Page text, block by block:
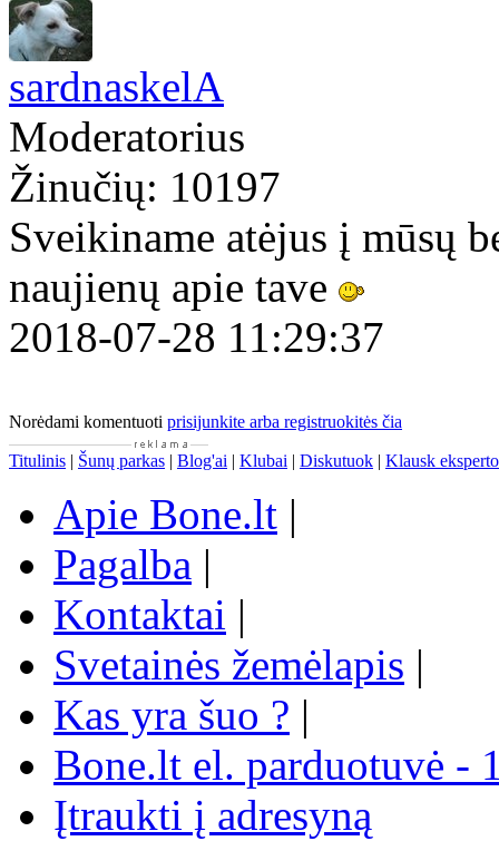
sardnaskelA
Moderatorius
Žinučių: 10197
Sveikiname atėjus į mūsų
naujienų apie tave
2018-07-28 11:29:37
Norėdami komentuoti prisijunkite arba registruokitės čia
Titulinis | Šunų parkas | Blog'ai | Klubai | Diskutuok | Klausk eksperto
Apie Bone.lt |
Pagalba |
Kontaktai |
Svetainės žemėlapis |
Kas yra šuo ? |
Bone.lt el. parduotuvė -
Įtraukti į adresyną